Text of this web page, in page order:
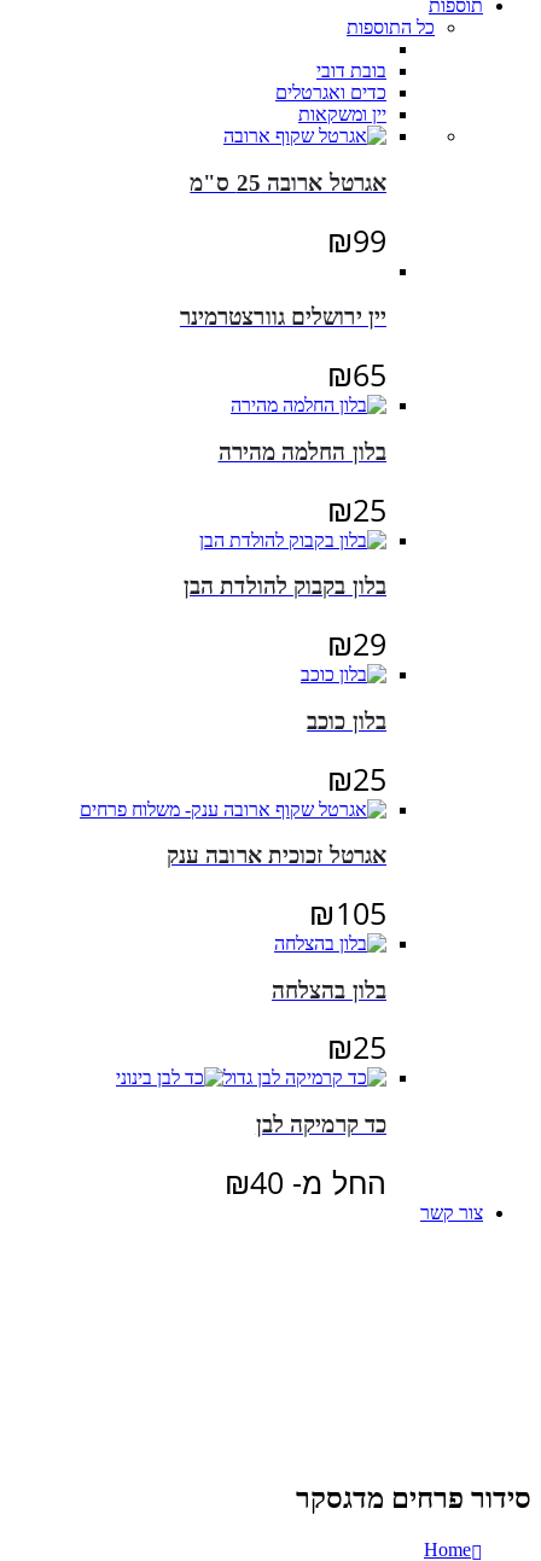
תוספות
כל התוספות
בובת דובי
כדים ואגרטלים
יין ומשקאות
אגרטל ארובה 25 ס"מ
₪99
יין ירושלים גוורצטרמינר
₪65
בלון החלמה מהירה
₪25
בלון בקבוק להולדת הבן
₪29
בלון כוכב
₪25
אגרטל זכוכית ארובה ענק
₪105
בלון בהצלחה
₪25
כד קרמיקה לבן
החל מ- ₪40
צור קשר
סידור פרחים מדגסקר
Home